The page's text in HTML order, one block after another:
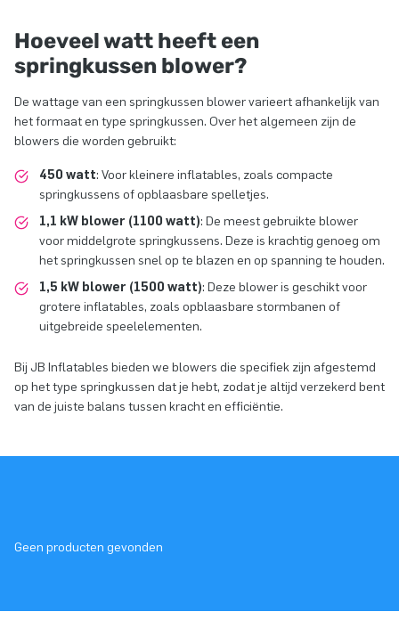
Hoeveel watt heeft een
springkussen blower?
De wattage van een springkussen blower varieert afhankelijk van
het formaat en type springkussen. Over het algemeen zijn de
blowers die worden gebruikt:
450 watt: Voor kleinere inflatables, zoals compacte
springkussens of opblaasbare spelletjes.
1,1 kW blower (1100 watt): De meest gebruikte blower
voor middelgrote springkussens. Deze is krachtig genoeg om
het springkussen snel op te blazen en op spanning te houden.
1,5 kW blower (1500 watt): Deze blower is geschikt voor
grotere inflatables, zoals opblaasbare stormbanen of
uitgebreide speelelementen.
Bij JB Inflatables bieden we blowers die specifiek zijn afgestemd
op het type springkussen dat je hebt, zodat je altijd verzekerd bent
van de juiste balans tussen kracht en efficiëntie.
Geen producten gevonden